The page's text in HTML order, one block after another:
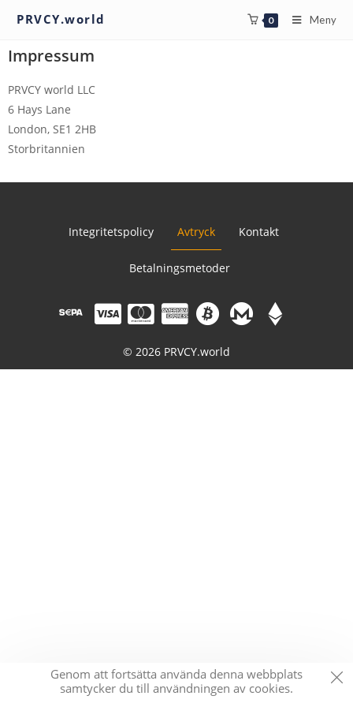
PRVCY.world 0 Meny
Impressum
PRVCY world LLC
6 Hays Lane
London, SE1 2HB
Storbritannien
Integritetspolicy Avtryck Kontakt
Betalningsmetoder
© 2026 PRVCY.world
Genom att fortsätta använda denna webbplats
samtycker du till användningen av cookies.